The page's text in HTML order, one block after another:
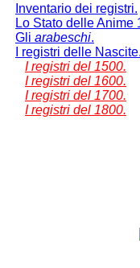
Inventario dei registri.
Lo Stato delle Anime
Gli arabeschi.
I registri delle Nascite.
I registri del 1500.
I registri del 1600.
I registri del 1700.
I registri del 1800.